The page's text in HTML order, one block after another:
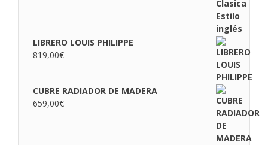
LIBRERO LOUIS PHILIPPE
819,00€
CUBRE RADIADOR DE MADERA
659,00€